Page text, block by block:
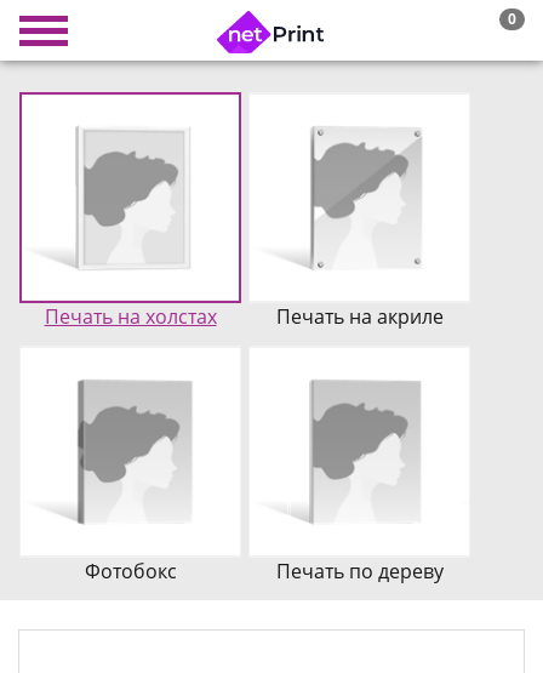
0
Печать на холстах Печать на акриле
Фотобокс Печать по дереву